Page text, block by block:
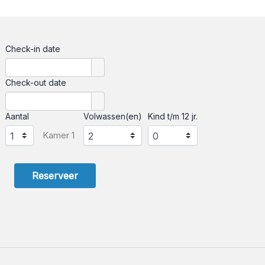
Check-in date
Check-out date
Aantal
Kamer 1
Volwassen(en) Kind t/m 12 jr.
Reserveer